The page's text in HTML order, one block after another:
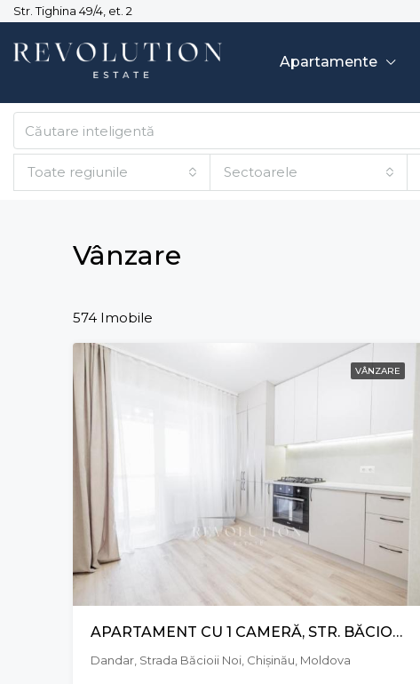
Str. Tighina 49/4, et. 2
Apartamente
Toate regiunile Sectoarele
Vânzare
574 Imobile
VÂNZARE
APARTAMENT CU 1 CAMERĂ, STR. BĂCIOII NOI, BOTANICA
Dandar, Strada Băcioii Noi, Chișinău, Moldova